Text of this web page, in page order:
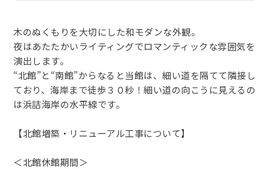
木のぬくもりを大切にした和モダンな外観。
夜はあたたかいライティングでロマンティックな雰囲気を
演出します。
“北館”と“南館”からなると当館は、細い道を隔てて隣接し
ており、海岸まで徒歩３０秒！細い道の向こうに見えるの
は浜詰海岸の水平線です。
【北館増築・リニューアル工事について】
＜北館休館期間＞